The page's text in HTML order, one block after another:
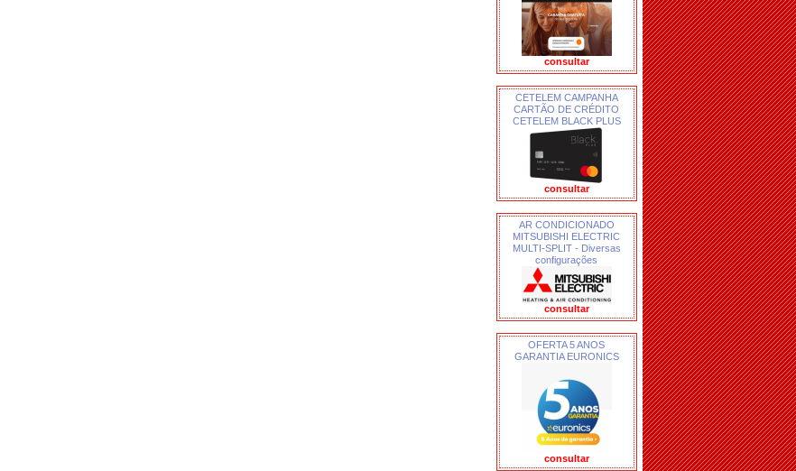
consultar
CETELEM CAMPANHA
CARTÃO DE CRÉDITO
CETELEM BLACK PLUS
consultar
AR CONDICIONADO
MITSUBISHI ELECTRIC
MULTI-SPLIT - Diversas
configurações
consultar
OFERTA 5 ANOS
GARANTIA EURONICS
consultar